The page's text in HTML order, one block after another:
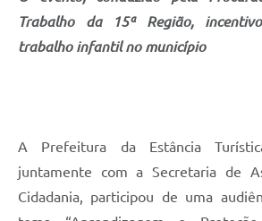
Trabalho da 15ª Região,
trabalho infantil no município
A Prefeitura da Estância
juntamente com a Secretaria de
Cidadania, participou de uma